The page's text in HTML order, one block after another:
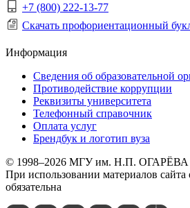
+7 (800) 222-13-77
Скачать профориентационный
Информация
Сведения об образовательной
Противодействие коррупции
Реквизиты университета
Телефонный справочник
Оплата услуг
Брендбук и логотип вуза
© 1998–2026 МГУ им. Н.П. ОГАРЁВА
При использовании материалов
обязательна